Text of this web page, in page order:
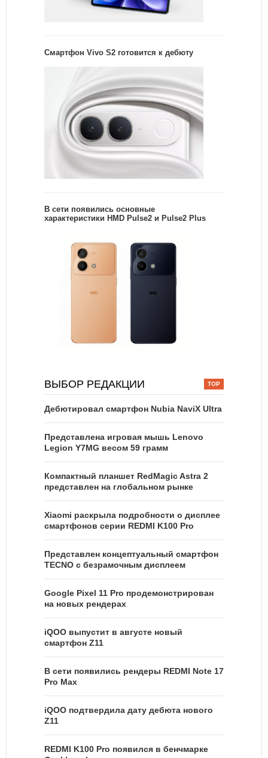
Смартфон Vivo S2 готовится к дебюту
В сети появились основные
характеристики HMD Pulse2 и Pulse2 Plus
ВЫБОР РЕДАКЦИИ
Дебютировал смартфон Nubia NaviX Ultra
Представлена игровая мышь Lenovo
Legion Y7MG весом 59 грамм
Компактный планшет RedMagic Astra 2
представлен на глобальном рынке
Xiaomi раскрыла подробности о дисплее
смартфонов серии REDMI K100 Pro
Представлен концептуальный смартфон
TECNO с безрамочным дисплеем
Google Pixel 11 Pro продемонстрирован
на новых рендерах
iQOO выпустит в августе новый
смартфон Z11
В сети появились рендеры REDMI Note 17
Pro Max
iQOO подтвердила дату дебюта нового
Z11
REDMI K100 Pro появился в бенчмарке